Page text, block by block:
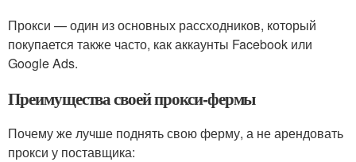
Прокси — один из основных рассходников, который
покупается также часто, как аккаунты Facebook или
Google Ads.
Преимущества своей прокси-фермы
Почему же лучше поднять свою ферму, а не арендовать
прокси у поставщика: